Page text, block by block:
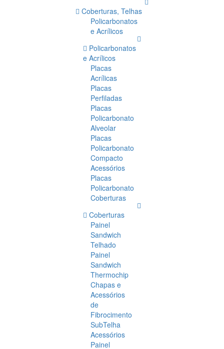
Coberturas, Telhas
Policarbonatos
e Acrílicos
Policarbonatos
e Acrílicos
Placas
Acrílicas
Placas
Perfiladas
Placas
Policarbonato
Alveolar
Placas
Policarbonato
Compacto
Acessórios
Placas
Policarbonato
Coberturas
Coberturas
Painel
Sandwich
Telhado
Painel
Sandwich
Thermochip
Chapas e
Acessórios
de
Fibrocimento
SubTelha
Acessórios
Painel